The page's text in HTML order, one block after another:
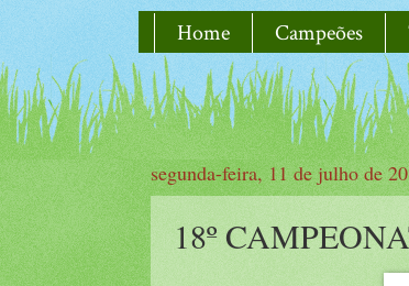
Home Campeões
segunda-feira, 11 de julho de
18º